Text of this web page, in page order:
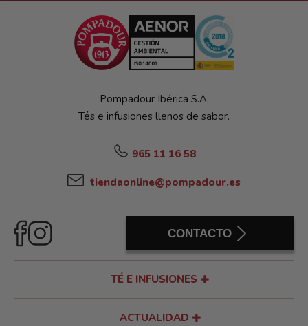
Pompadour Ibérica S.A.
Tés e infusiones llenos de sabor.
965 11 16 58
tiendaonline@pompadour.es
CONTACTO
TÉ E INFUSIONES
ACTUALIDAD